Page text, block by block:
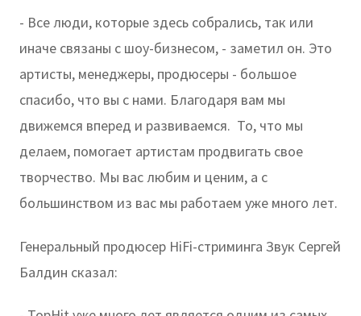
- Все люди, которые здесь собрались, так или
иначе связаны с шоу-бизнесом, - заметил он. Это
артисты, менеджеры, продюсеры - большое
спасибо, что вы с нами. Благодаря вам мы
движемся вперед и развиваемся. То, что мы
делаем, помогает артистам продвигать свое
творчество. Мы вас любим и ценим, а с
большинством из вас мы работаем уже много лет.
Генеральный продюсер HiFi-стриминга Звук Сергей
Балдин сказал: